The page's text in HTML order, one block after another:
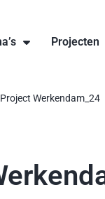
Projecten
Werkendam_24